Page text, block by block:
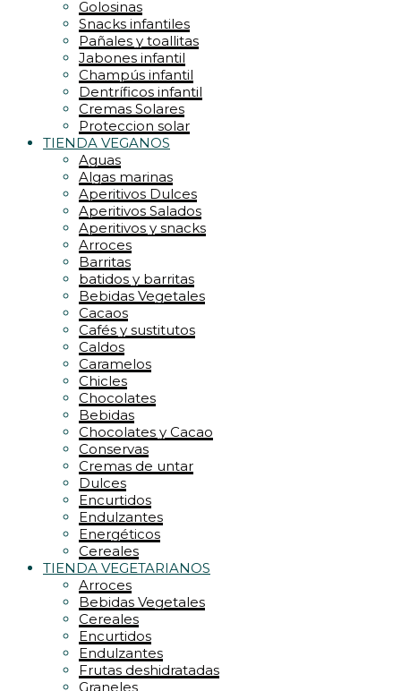
Golosinas
Snacks infantiles
Pañales y toallitas
Jabones infantil
Champús infantil
Dentríficos infantil
Cremas Solares
Proteccion solar
TIENDA VEGANOS
Aguas
Algas marinas
Aperitivos Dulces
Aperitivos Salados
Aperitivos y snacks
Arroces
Barritas
batidos y barritas
Bebidas Vegetales
Cacaos
Cafés y sustitutos
Caldos
Caramelos
Chicles
Chocolates
Bebidas
Chocolates y Cacao
Conservas
Cremas de untar
Dulces
Encurtidos
Endulzantes
Energéticos
Cereales
TIENDA VEGETARIANOS
Arroces
Bebidas Vegetales
Cereales
Encurtidos
Endulzantes
Frutas deshidratadas
Graneles